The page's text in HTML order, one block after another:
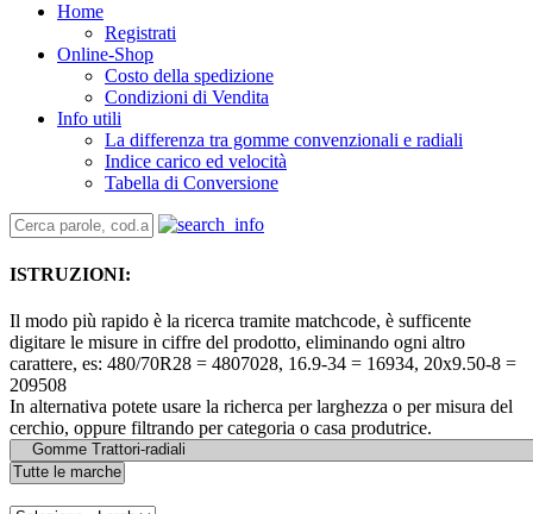
Home
Registrati
Online-Shop
Costo della spedizione
Condizioni di Vendita
Info utili
La differenza tra gomme convenzionali e radiali
Indice carico ed velocità
Tabella di Conversione
ISTRUZIONI:
Il modo più rapido è la ricerca tramite matchcode, è sufficente
digitare le misure in ciffre del prodotto, eliminando ogni altro
carattere, es: 480/70R28 = 4807028, 16.9-34 = 16934, 20x9.50-8 =
209508
In alternativa potete usare la richerca per larghezza o per misura del
cerchio, oppure filtrando per categoria o casa produtrice.